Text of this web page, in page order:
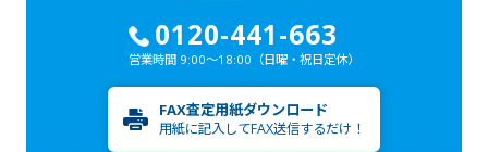
0120-441-663
営業時間 9:00～18:00 （日曜・祝日定休）
FAX査定用紙ダウンロード
用紙に記入してFAX送信するだけ！